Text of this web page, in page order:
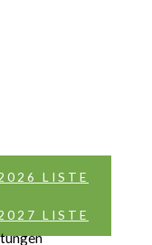
LISTE
LISTE